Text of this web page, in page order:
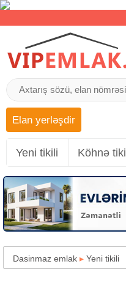
Elan yerləşdir
Yeni tikili Köhnə
Dasinmaz emlak ▸ Yeni tikili